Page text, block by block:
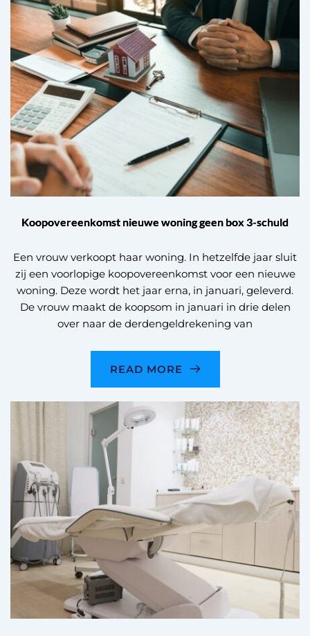
Koopovereenkomst nieuwe woning geen box 3-schuld
Een vrouw verkoopt haar woning. In hetzelfde jaar sluit
zij een voorlopige koopovereenkomst voor een nieuwe
woning. Deze wordt het jaar erna, in januari, geleverd.
De vrouw maakt de koopsom in januari in drie delen
over naar de derdengeldrekening van
READ MORE